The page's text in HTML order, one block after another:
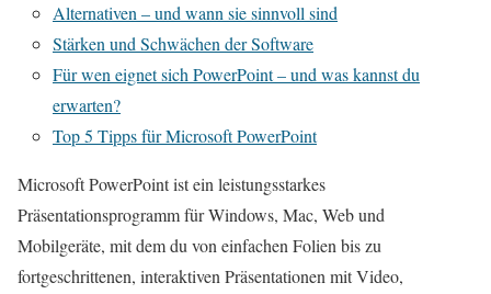
Alternativen – und wann sie sinnvoll sind
Stärken und Schwächen der Software
Für wen eignet sich PowerPoint – und was kannst du
erwarten?
Top 5 Tipps für Microsoft PowerPoint
Microsoft PowerPoint ist ein leistungsstarkes
Präsentationsprogramm für Windows, Mac, Web und
Mobilgeräte, mit dem du von einfachen Folien bis zu
fortgeschrittenen, interaktiven Präsentationen mit Video,